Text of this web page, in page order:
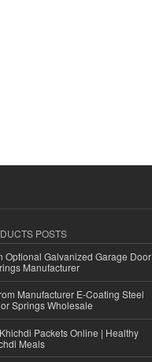
POSTS
Optional Galvanized Garage Door
Manufacturer
Manufacturer E-Coating Steel
Springs Wholesale
Packets Online | Healthy
Meals